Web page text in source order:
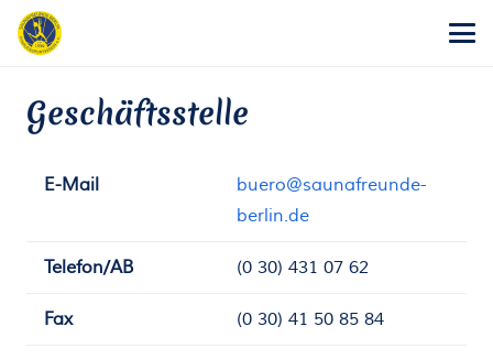
Geschäftsstelle
E-Mail
buero@saunafreunde-
berlin.de
Telefon/AB (0 30) 431 07 62
Fax (0 30) 41 50 85 84